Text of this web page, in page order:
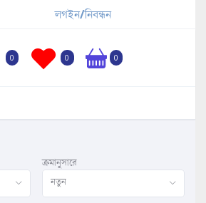
লগইন/নিবন্ধন
0 0 0
ক্রমানুসারে
নতুন